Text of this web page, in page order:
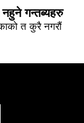
गन्तब्यहरु
त कुरै नगरौं